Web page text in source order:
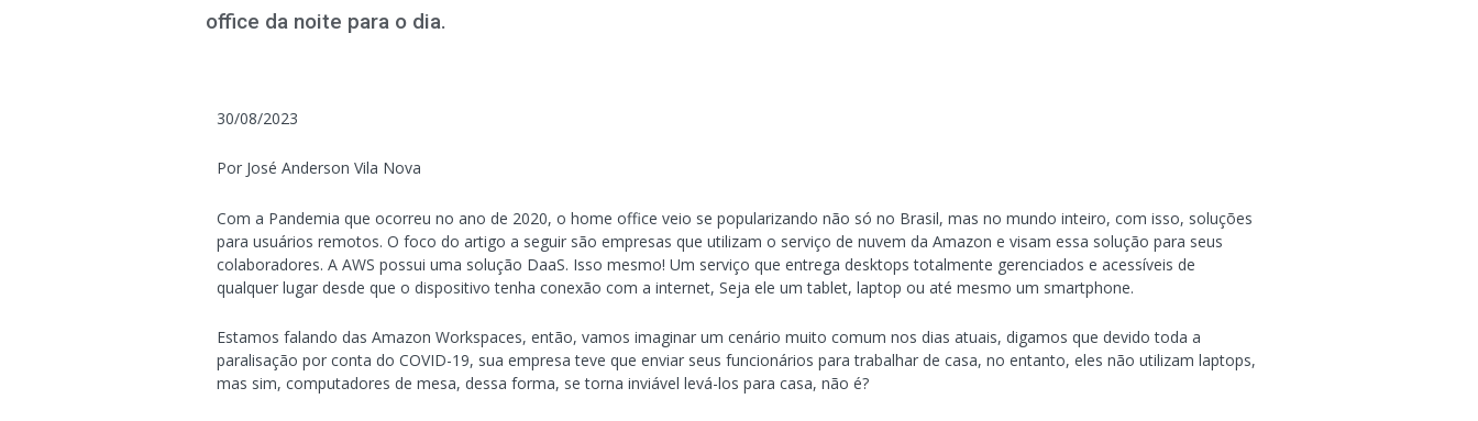
office da noite para o dia.
30/08/2023
Por José Anderson Vila Nova
Com a Pandemia que ocorreu no ano de 2020, o home office veio se popularizando não só no Brasil, mas no mundo inteiro, com isso, soluções
para usuários remotos. O foco do artigo a seguir são empresas que utilizam o serviço de nuvem da Amazon e visam essa solução para seus
colaboradores. A AWS possui uma solução DaaS. Isso mesmo! Um serviço que entrega desktops totalmente gerenciados e acessíveis de
qualquer lugar desde que o dispositivo tenha conexão com a internet, Seja ele um tablet, laptop ou até mesmo um smartphone.
Estamos falando das Amazon Workspaces, então, vamos imaginar um cenário muito comum nos dias atuais, digamos que devido toda a
paralisação por conta do COVID-19, sua empresa teve que enviar seus funcionários para trabalhar de casa, no entanto, eles não utilizam laptops,
mas sim, computadores de mesa, dessa forma, se torna inviável levá-los para casa, não é?